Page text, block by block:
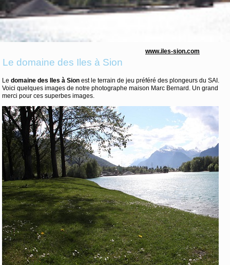
Le domaine des Iles à Sion
www.iles-sion.com
Le domaine des Iles à Sionest le terrain de jeu préféré des plongeurs du SAI.
Voici quelques images de notre photographe maison Marc Bernard. Un grand
merci pour ces superbes images.